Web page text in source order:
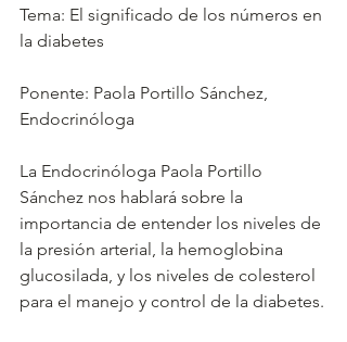
Tema: El significado de los números en
la diabetes
Ponente: Paola Portillo Sánchez,
Endocrinóloga
La Endocrinóloga Paola Portillo
Sánchez nos hablará sobre la
importancia de entender los niveles de
la presión arterial, la hemoglobina
glucosilada, y los niveles de colesterol
para el manejo y control de la diabetes.